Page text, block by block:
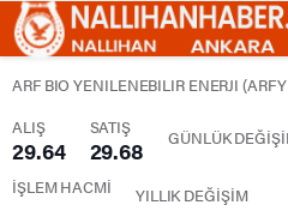
ARF BIO YENILENEBILIR ENERJI
ALIŞ
29.64
SATIŞ
29.68 GÜNLÜK
İŞLEM HACMİ YILLIK DEĞİŞİM